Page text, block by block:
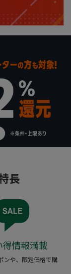
長
得情報満載
ンや、限定価格で購